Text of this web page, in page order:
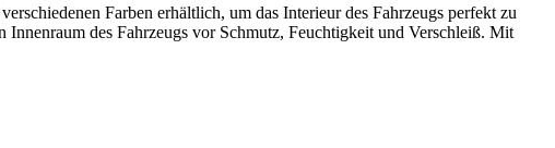
Farben erhältlich, um das Interieur des Fahrzeugs perfekt zu
Innenraum des Fahrzeugs vor Schmutz, Feuchtigkeit und Verschleiß. Mit